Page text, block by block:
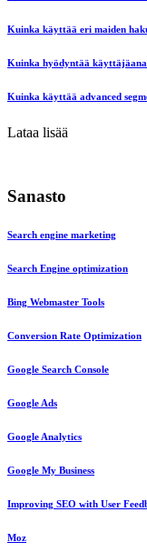
Kuinka käyttää eri maiden
Kuinka hyödyntää
Kuinka käyttää advanced
Lataa lisää
Sanasto
Search engine marketing
Search Engine optimization
Bing Webmaster Tools
Conversion Rate Optimization
Google Search Console
Google Ads
Google Analytics
Google My Business
Improving SEO with User
Moz